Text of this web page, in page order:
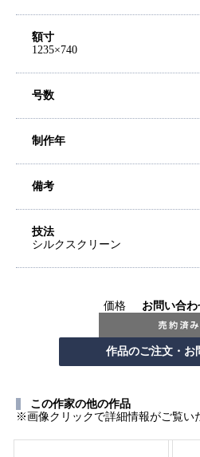
額寸
1235×740
号数
制作年
備考
技法
シルクスクリーン
価格 お問い合
この作家の他の作品
※画像クリックで詳細情報がご覧い